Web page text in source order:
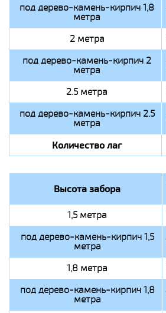
под дерево-камень-кирпич 1,8
метра
2 метра
под дерево-камень-кирпич 2
метра
2.5 метра
под дерево-камень-кирпич 2.5
метра
Количество лаг
Высота забора
1,5 метра
под дерево-камень-кирпич 1,5
метра
1,8 метра
под дерево-камень-кирпич 1,8
метра